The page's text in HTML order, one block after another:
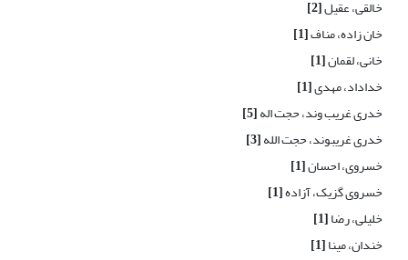
خالقی، عقیل[2]
خان زاده، مناف[1]
خانی، لقمان[1]
خداداد، مهدی[1]
خدری غریب وند، حجت اله[5]
خدری غریبوند، حجت الله[3]
خسروی، احسان[1]
خسروی گزیک، آزاده[1]
خلیلی، رضا[1]
خندان، مینا[1]